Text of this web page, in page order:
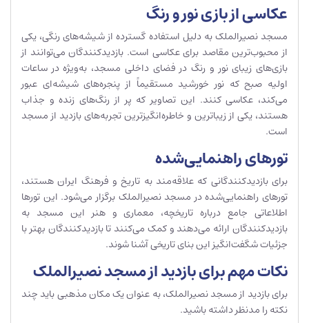
عکاسی از بازی نور و رنگ
مسجد نصیرالملک به دلیل استفاده گسترده از شیشه‌های رنگی، یکی
از محبوب‌ترین مقاصد برای عکاسی است. بازدیدکنندگان می‌توانند از
بازی‌های زیبای نور و رنگ در فضای داخلی مسجد، به‌ویژه در ساعات
اولیه صبح که نور خورشید مستقیماً از پنجره‌های شیشه‌ای عبور
می‌کند، عکاسی کنند. این تصاویر که پر از رنگ‌های زنده و جذاب
هستند، یکی از زیباترین و خاطره‌انگیزترین تجربه‌های بازدید از مسجد
است.
تورهای راهنمایی‌شده
برای بازدیدکنندگانی که علاقه‌مند به تاریخ و فرهنگ ایران هستند،
تورهای راهنمایی‌شده در مسجد نصیرالملک برگزار می‌شود. این تورها
اطلاعاتی جامع درباره تاریخچه، معماری و هنر این مسجد به
بازدیدکنندگان ارائه می‌دهند و کمک می‌کنند تا بازدیدکنندگان بهتر با
جزئیات شگفت‌انگیز این بنای تاریخی آشنا شوند.
نکات مهم برای بازدید از مسجد نصیرالملک
برای بازدید از مسجد نصیرالملک، به عنوان یک مکان مذهبی باید چند
نکته را مدنظر داشته باشید.